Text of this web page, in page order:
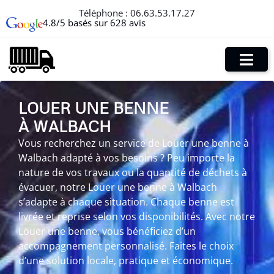
Téléphone : 06.63.53.17.27
4.8/5 basés sur 628 avis
LOUER UNE BENNE
À WALBACH
Vous recherchez un service de Louer une benne à
Walbach adapté à vos besoins ? Peu importe la
nature de vos travaux ou la quantité de déchets à
évacuer, notre Louer une benne à Walbach
s’adapte à chaque situation. Chaque benne est
livrée et reprise selon vos disponibilités. Avec notre
Louer une benne, vous bénéficiez d’un
accompagnement personnalisé. Faites le choix
d’une solution locale, pratique et économique.